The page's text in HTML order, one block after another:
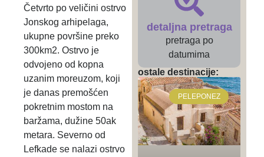
Četvrto po veličini ostrvo
Jonskog arhipelaga,
ukupne površine preko
300km2. Ostrvo je
odvojeno od kopna
uzanim moreuzom, koji
je danas premošćen
pokretnim mostom na
baržama, dužine 50ak
metara. Severno od
Lefkade se nalazi ostrvo
detaljna pretraga
pretraga po
datumima
ostale destinacije:
PELEPONEZ